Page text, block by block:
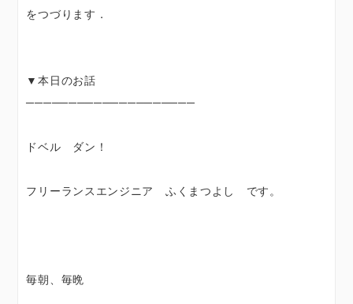
をつづります．
▼本日のお話
────────────────────
ドベル ダン！
フリーランスエンジニア ふくまつよし です。
毎朝、毎晩